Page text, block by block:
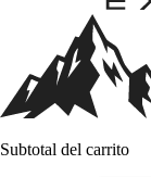
Subtotal del carrito